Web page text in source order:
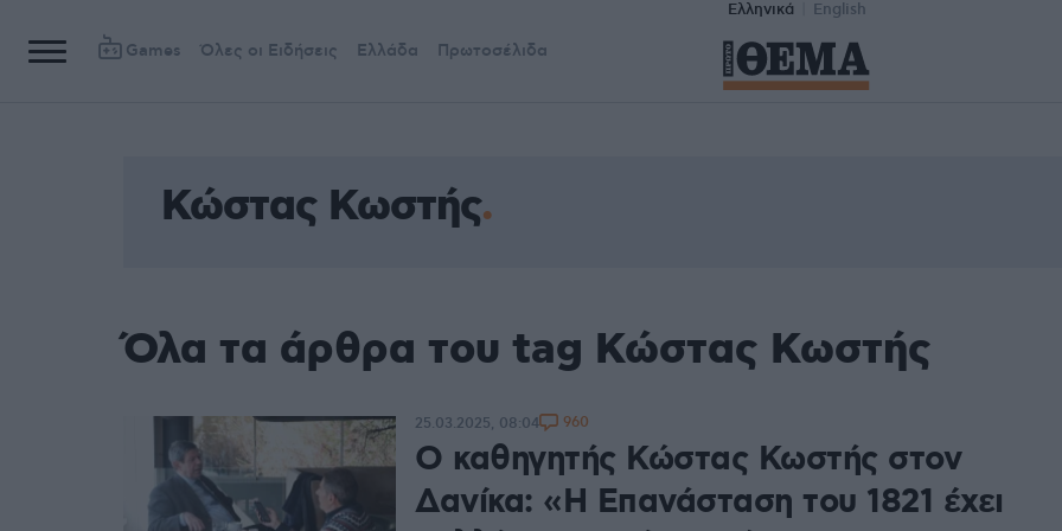
Ελληνικά English
Games Όλες οι Ειδήσεις Ελλάδα Πρωτοσέλιδα
Κώστας Κωστής
Όλα τα άρθρα του tag Κώστας Κωστής
Ο καθηγητής Κώστας Κωστής στον
Δανίκα: «Η Επανάσταση του 1821 έχει
25.03.2025, 08:04 960